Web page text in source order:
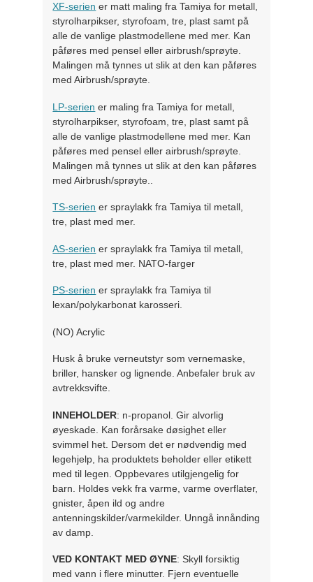
XF-serien er matt maling fra Tamiya for metall,
styrolharpikser, styrofoam, tre, plast samt på
alle de vanlige plastmodellene med mer. Kan
påføres med pensel eller airbrush/sprøyte.
Malingen må tynnes ut slik at den kan påføres
med Airbrush/sprøyte.
LP-serien er maling fra Tamiya for metall,
styrolharpikser, styrofoam, tre, plast samt på
alle de vanlige plastmodellene med mer. Kan
påføres med pensel eller airbrush/sprøyte.
Malingen må tynnes ut slik at den kan påføres
med Airbrush/sprøyte..
TS-serien er spraylakk fra Tamiya til metall,
tre, plast med mer.
AS-serien er spraylakk fra Tamiya til metall,
tre, plast med mer. NATO-farger
PS-serien er spraylakk fra Tamiya til
lexan/polykarbonat karosseri.
(NO) Acrylic
Husk å bruke verneutstyr som vernemaske,
briller, hansker og lignende. Anbefaler bruk av
avtrekksvifte.
INNEHOLDER: n-propanol. Gir alvorlig
øyeskade. Kan forårsake døsighet eller
svimmel het. Dersom det er nødvendig med
legehjelp, ha produktets beholder eller etikett
med til legen. Oppbevares utilgjengelig for
barn. Holdes vekk fra varme, varme overflater,
gnister, åpen ild og andre
antenningskilder/varmekilder. Unngå innånding
av damp.
VED KONTAKT MED ØYNE: Skyll forsiktig
med vann i flere minutter. Fjern eventuelle